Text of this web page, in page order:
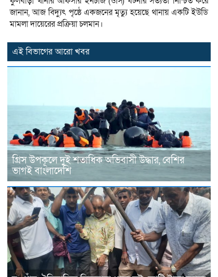
জানান, আজ বিদ্যুৎ পৃষ্ঠে একজনের মৃত্যু হয়েছে থানায় একটি ইউডি
মামলা দায়েরের প্রক্রিয়া চলমান।
এই বিভাগের আরো খবর
গ্রিস উপকূলে দুই শতাধিক অভিবাসী উদ্ধার, বেশির
ভাগই বাংলাদেশি